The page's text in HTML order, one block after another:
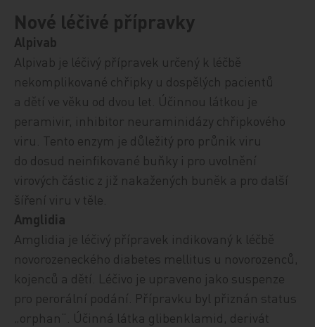
Nové léčivé přípravky
Alpivab
Alpivab je léčivý přípravek určený k léčbě
nekomplikované chřipky u dospělých pacientů
a dětí ve věku od dvou let. Účinnou látkou je
peramivir, inhibitor neuraminidázy chřipkového
viru. Tento enzym je důležitý pro průnik viru
do dosud neinfikované buňky i pro uvolnění
virových částic z již nakažených buněk a pro další
šíření viru v těle.
Amglidia
Amglidia je léčivý přípravek indikovaný k léčbě
novorozeneckého diabetes mellitus u novorozenců,
kojenců a dětí. Léčivo je upraveno jako suspenze
pro perorální podání. Přípravku byl přiznán status
„orphan“. Účinná látka glibenklamid, derivát